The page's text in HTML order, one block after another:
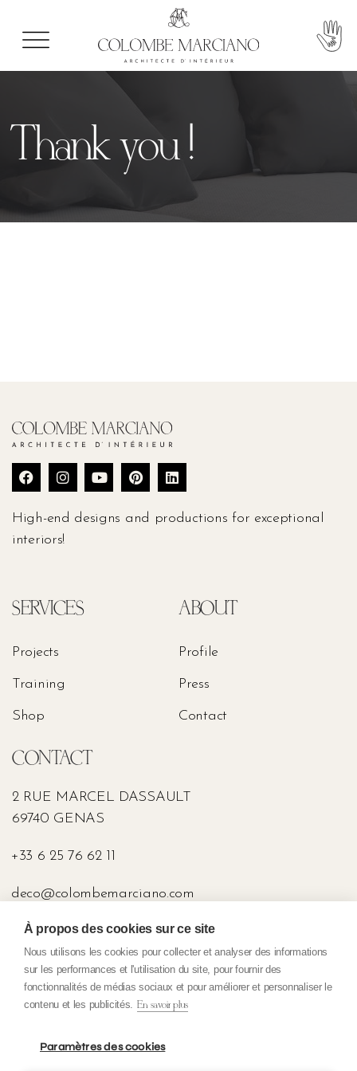
Thank you !
High-end designs and productions for exceptional
interiors!
SERVICES
Projects
Training
Shop
ABOUT
Profile
Press
Contact
CONTACT
2 RUE MARCEL DASSAULT
69740 GENAS
+33 6 25 76 62 11
deco@colombemarciano.com
PRESS
Confidentiality policy
General terms and conditions of sale
À propos des cookies sur ce site
Nous utilisons les cookies pour collecter et analyser des informations
sur les performances et l'utilisation du site, pour fournir des
fonctionnalités de médias sociaux et pour améliorer et personnaliser le
contenu et les publicités. En savoir plus
Paramètres des cookies